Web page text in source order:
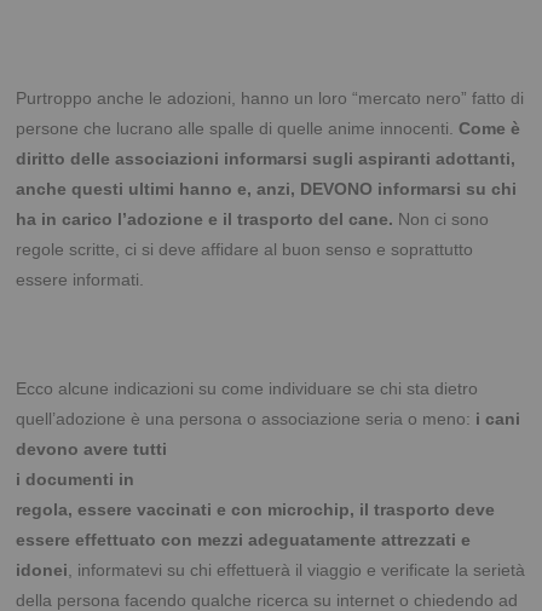
Purtroppo anche le adozioni, hanno un loro “mercato nero” fatto di
persone che lucrano alle spalle di quelle anime innocenti.Come è
diritto delle associazioni informarsi sugli aspiranti adottanti,
anche questi ultimi hanno e, anzi, DEVONO informarsi su chi
ha in carico l’adozione e il trasporto del cane. Non ci sono
regole scritte, ci si deve affidare al buon senso e soprattutto
essere informati.
Ecco alcune indicazioni su come individuare se chi sta dietro
quell’adozione è una persona o associazione seria o meno: i cani
devono avere tutti
i documenti in
regola, essere vaccinati e con microchip, il trasporto deve
essere effettuato con mezzi adeguatamente attrezzati e
idonei , informatevi su chi effettuerà il viaggio e verificate la serietà
della persona facendo qualche ricerca su internet o chiedendo ad